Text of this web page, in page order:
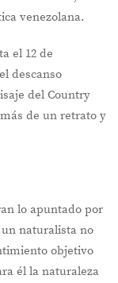
venezolana.
el 12 de
descanso
del Country
de un retrato y
lo apuntado por
un naturalista no
objetivo
él la naturaleza